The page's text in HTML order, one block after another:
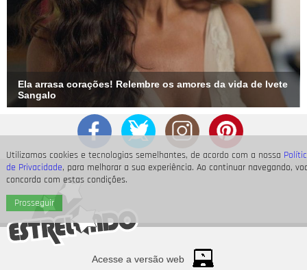
Utilizamos cookies e tecnologias semelhantes, de acordo com a nossa
de Privacidade, para melhorar a sua experiência. Ao continuar navegando,
concorda com estas condições.
Prosseguir
Ela arrasa corações! Relembre os amores da vida de Ivete
Sangalo
Acesse a versão web